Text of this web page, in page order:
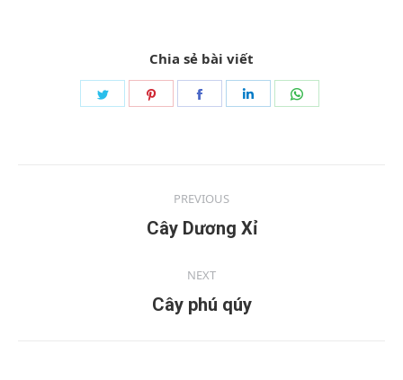
Chia sẻ bài viết
PREVIOUS
Cây Dương Xỉ
NEXT
Cây phú qúy